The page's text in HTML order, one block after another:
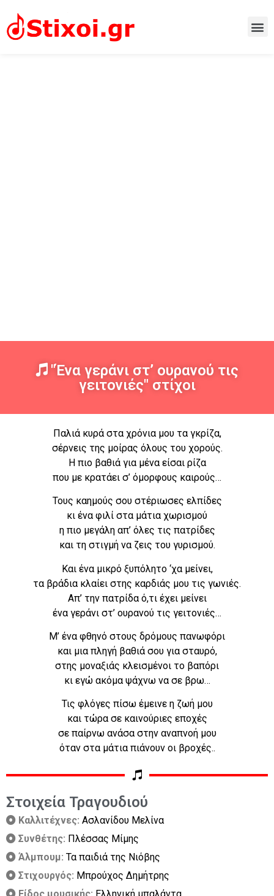
"Ένα γεράνι στ’ ουρανού τις
γειτονιές" στίχοι
Παλιά κυρά στα χρόνια μου τα γκρίζα,
σέρνεις της μοίρας όλους του χορούς.
Η πιο βαθιά για μένα είσαι ρίζα
που με κρατάει σ’ όμορφους καιρούς…
Τους καημούς σου στέριωσες ελπίδες
κι ένα φιλί στα μάτια χωρισμού
η πιο μεγάλη απ’ όλες τις πατρίδες
και τη στιγμή να ζεις του γυρισμού.
Και ένα μικρό ξυπόλητο ‘χα μείνει,
τα βράδια κλαίει στης καρδιάς μου τις γωνιές.
Απ’ την πατρίδα ό,τι έχει μείνει
ένα γεράνι στ’ ουρανού τις γειτονιές…
Μ’ ένα φθηνό στους δρόμους πανωφόρι
και μια πληγή βαθιά σου για σταυρό,
στης μοναξιάς κλεισμένοι το βαπόρι
κι εγώ ακόμα ψάχνω να σε βρω…
Τις φλόγες πίσω έμεινε η ζωή μου
και τώρα σε καινούριες εποχές
σε παίρνω ανάσα στην αναπνοή μου
όταν στα μάτια πιάνουν οι βροχές..
Στοιχεία Τραγουδιού
Καλλιτέχνες: Ασλανίδου Μελίνα
Συνθέτης: Πλέσσας Μίμης
Άλμπουμ: Τα παιδιά της Νιόβης
Στιχουργός: Μπρούχος Δημήτρης